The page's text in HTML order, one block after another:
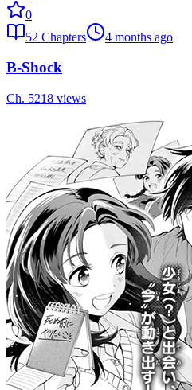
0
52 Chapters 4 months ago
B-Shock
Ch. 5218 views